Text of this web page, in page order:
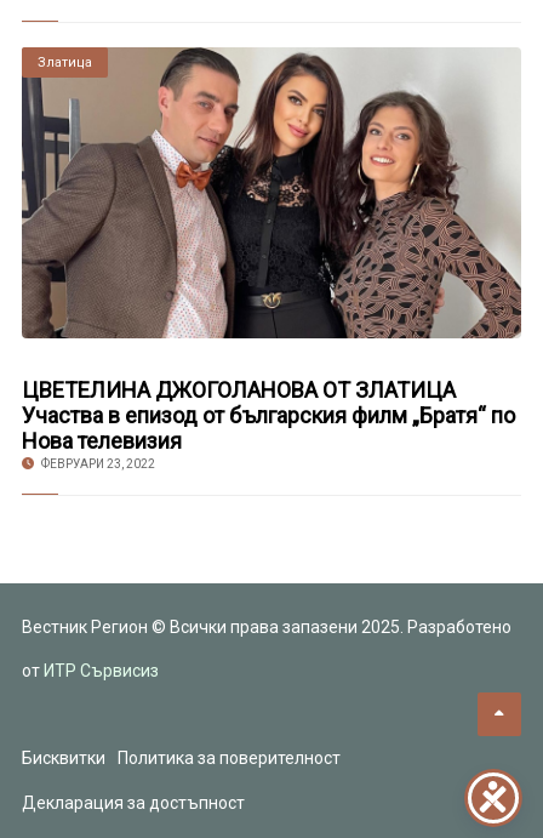
Златица
ЦВЕТЕЛИНА ДЖОГОЛАНОВА ОТ ЗЛАТИЦА
Участва в епизод от българския филм „Братя“ по
Нова телевизия
ФЕВРУАРИ 23, 2022
Вестник Регион © Всички права запазени 2025. Разработено
от ИТР Сървисиз
Бисквитки Политика за поверителност
Декларация за достъпност